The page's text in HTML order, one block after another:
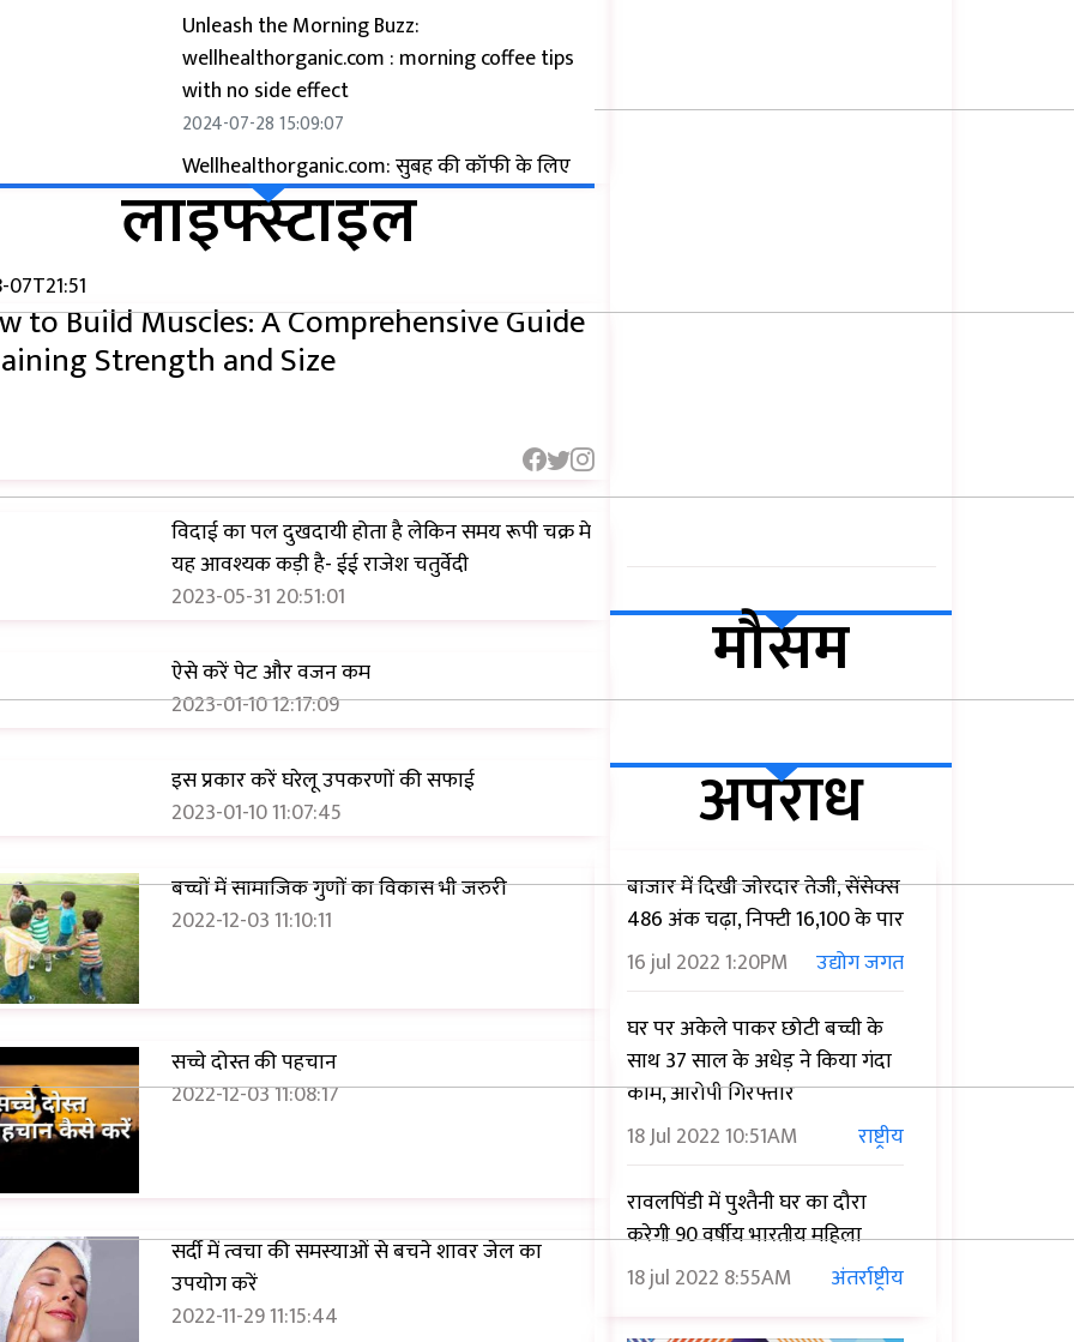
Unleash the Morning Buzz:
wellhealthorganic.com : morning coffee tips
with no side effect
2024-07-28 15:09:07
Wellhealthorganic.com: सुबह की कॉफी के लिए
टिप्स जो बिना किसी साइड इफेक्ट के हों
2024-07-27 19:40:36
Care In Hindi Wellhealthorganic Tips
2024-07-27 18:27:03
लाइफ्स्टाइल
to Build Muscles: A Comprehensive Guide
Strength and Size
विदाई का पल दुखदायी होता है लेकिन समय रूपी चक्र मे
यह आवश्यक कड़ी है- ईई राजेश चतुर्वेदी
2023-05-31 20:51:01
ऐसे करें पेट और वजन कम
2023-01-10 12:17:09
इस प्रकार करें घरेलू उपकरणों की सफाई
2023-01-10 11:07:45
बच्चों में सामाजिक गुणों का विकास भी जरुरी
2022-12-03 11:10:11
सच्चे दोस्त की पहचान
2022-12-03 11:08:17
सर्दी में त्वचा की समस्याओं से बचने शावर जेल का
उपयोग करें
2022-11-29 11:15:44
मौसम
अपराध
बाजार में दिखी जोरदार तेजी, सेंसेक्स
486 अंक चढ़ा, निफ्टी 16,100 के पार
16 jul 20221:20PM
उद्योग जगत
घर पर अकेले पाकर छोटी बच्ची के
साथ 37 साल के अधेड़ ने किया गंदा
काम, आरोपी गिरफ्तार
18 Jul 202210:51AM
राष्ट्रीय
रावलपिंडी में पुश्तैनी घर का दौरा
करेगी 90 वर्षीय भारतीय महिला
18 jul 2022 8:55AM अंतर्राष्ट्रीय